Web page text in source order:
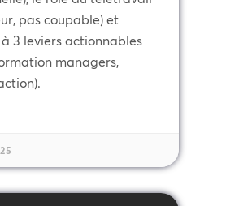
pas coupable) et
3 leviers actionnables
managers,